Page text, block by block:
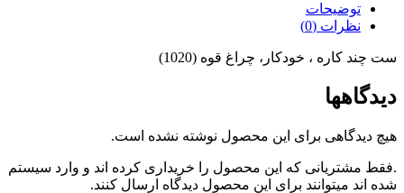
توضیحات
نظرات (0)
ست چند کاره ، خودکار، چراغ قوه (1020)
دیدگاهها
هیچ دیدگاهی برای این محصول نوشته نشده است.
.فقط مشتریانی که این محصول را خریداری کرده اند و وارد سیستم
شده اند میتوانند برای این محصول دیدگاه ارسال کنند.